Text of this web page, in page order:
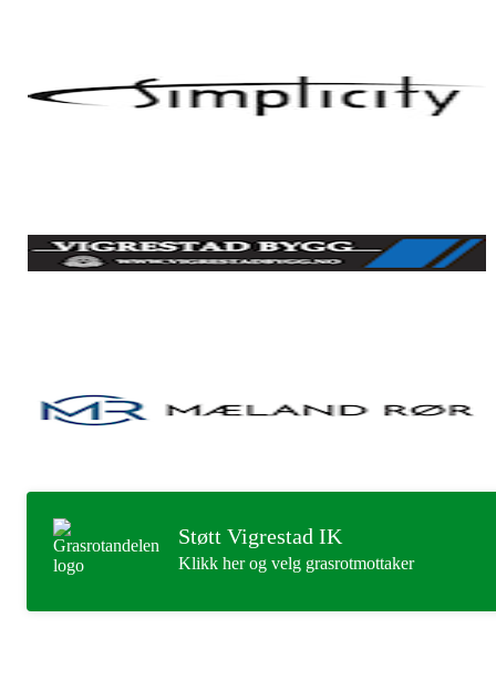
Støtt Vigrestad IK
Klikk her og velg grasrotmottaker